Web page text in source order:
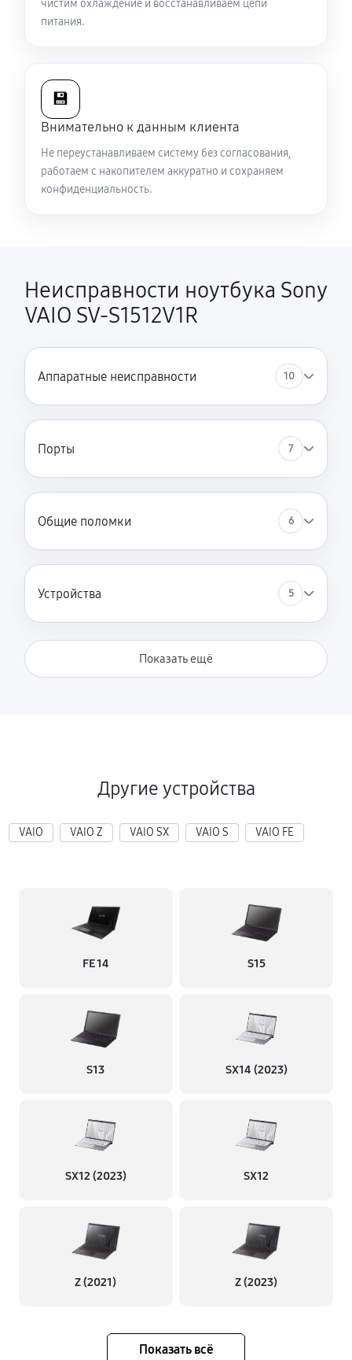
Ремонт подсветки ноутбука Sony VAIO SV-S1512V1R
Настройка ОС ноутбука Sony VAIO SV-S1512V1R
Замена шим-контроллера
3510 руб 120 минут
чистим охлаждение и восстанавливаем цепи
питания.
💾
Внимательно к данным клиента
Не переустанавливаем систему без согласования,
работаем с накопителем аккуратно и сохраняем
конфиденциальность.
Неисправности ноутбука Sony
VAIO SV-S1512V1R
Аппаратные неисправности 10
Порты 7
Общие поломки 6
Устройства 5
Показать ещё
Другие устройства
VAIO VAIO Z VAIO SX VAIO S VAIO FE
FE 14 S15
S13 SX14 (2023)
SX12 (2023) SX12
Z (2021) Z (2023)
Показать всё